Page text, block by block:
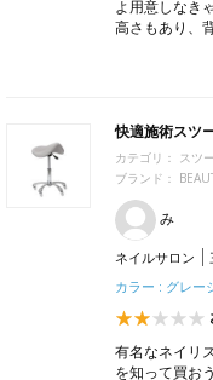
よ用意しなき
高さもあり、
快適施術スツ
カテゴリ： スツ
ブランド：
み
ネイルサロン
カラー : グレー
有名なネイリ
を知って買お